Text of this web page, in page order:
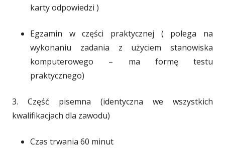
karty odpowiedzi )
Egzamin w części praktycznej ( polega na
wykonaniu zadania z użyciem stanowiska
komputerowego – ma formę testu
praktycznego)
3. Część pisemna (identyczna we wszystkich
kwalifikacjach dla zawodu)
Czas trwania 60 minut